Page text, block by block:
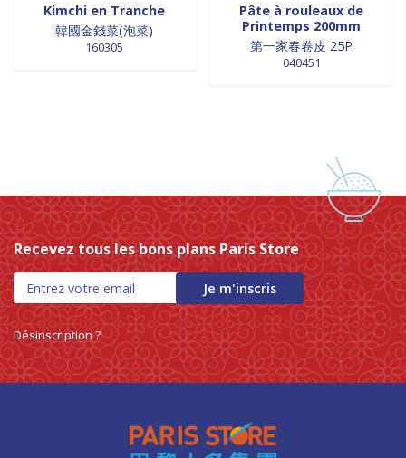
Kimchi en Tranche
韓國金錢菜(泡菜)
160305
Pâte à rouleaux de
Printemps 200mm
第一家春卷皮 25P
040451
Recevez tous les bons plans Paris Store
Je m'inscris
Désinscription ?